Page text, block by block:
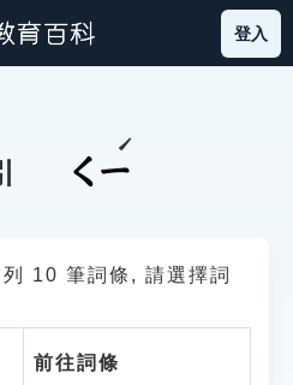
部首索引表圖示
登入
ㄑㄧ
10 筆詞條, 請選擇詞
前往詞條